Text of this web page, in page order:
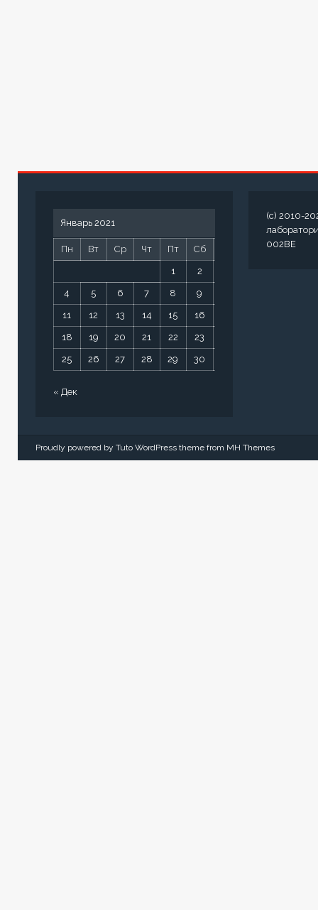
Январь 2021
Пн Вт Ср Чт Пт Сб
1 2
4 5 6 7 8 9
11 12 13 14 15 16
18 19 20 21 22 23
25 26 27 28 29 30
« Дек
(c) 2010-
002BE
Proudly powered by Tuto WordPress theme from MH Themes